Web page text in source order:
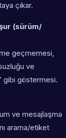
çıkar.
(sürüm/
geçmemesi,
ve
gibi göstermesi.
ve mesajlaşma
arama/etiket